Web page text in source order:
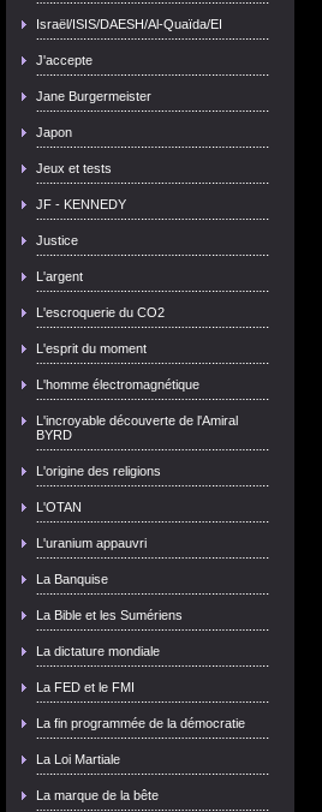
Israël/ISIS/DAESH/Al-Quaïda/EI
J'accepte
Jane Burgermeister
Japon
Jeux et tests
JF - KENNEDY
Justice
L'argent
L'escroquerie du CO2
L'esprit du moment
L'homme électromagnétique
L'incroyable découverte de l'Amiral
BYRD
L'origine des religions
L'OTAN
L'uranium appauvri
La Banquise
La Bible et les Sumériens
La dictature mondiale
La FED et le FMI
La fin programmée de la démocratie
La Loi Martiale
La marque de la bête